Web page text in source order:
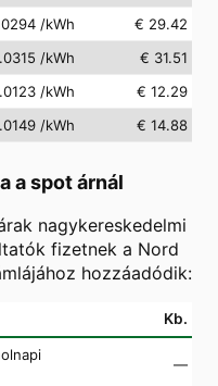
/kWh
€ 29.42
/kWh
€ 31.51
/kWh
€ 12.29
/kWh € 14.88
a spot árnál
nagykereskedelmi
fizetnek a Nord
hozzáadódik:
Kb.
—